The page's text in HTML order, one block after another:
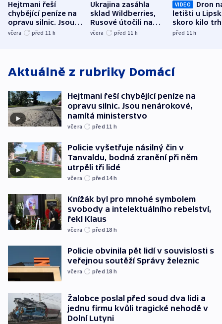
Hejtmani řeší
chybějící peníze na
opravu silnic. Jsou
nenárokové, namítá
včera před 11 h
Ukrajina zasáhla
sklad Wildberries,
Rusové útočili na
trh, hasiče či
včera před 11 h
VIDEO
Dron
letišti u
skoro kilo
indicie
před 11h
Aktuálně z rubriky Domácí
Hejtmani řeší chybějící peníze na
opravu silnic. Jsou nenárokové,
namítá ministerstvo
včera před 11 h
Policie vyšetřuje násilný čin v
Tanvaldu, bodná zranění při něm
utrpěli tři lidé
včera před 14h
Knížák byl pro mnohé symbolem
svobody a intelektuálního rebelství,
řekl Klaus
včera před 18 h
Policie obvinila pět lidí v souvislosti s
veřejnou soutěží Správy železnic
včera před 18 h
Žalobce poslal před soud dva lidi a
jednu firmu kvůli tragické nehodě v
Dolní Lutyni